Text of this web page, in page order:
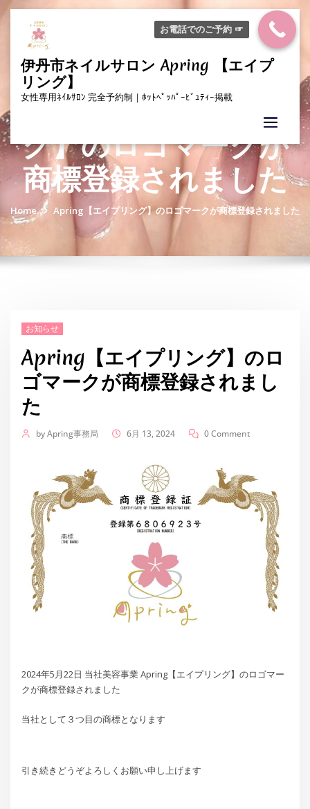
Skip
伊丹市ネイルサロン Apring 【エイプ
リング】
女性専用ﾈｲﾙｻﾛﾝ 完全予約制｜ﾎｯﾄﾍﾟｯﾊﾟｰﾋﾞｭﾃｨｰ掲載
Apring【エイプリン
グ】のロゴマークが
商標登録されました
Home Apring【エイプリング】のロゴマークが商標登録されました
お知らせ
Apring【エイプリング】のロ
ゴマークが商標登録されまし
た
byApring事務局 6月 13, 2024 0 Comment
2024年5月22日 当社美容事業 Apring【エイプリング】のロゴマー
クが商標登録されました
当社として３つ目の商標となります
引き続きどうぞよろしくお願い申し上げます
お電話でのご予約 ☞